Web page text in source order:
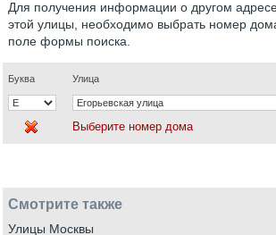
Для получения информации о другом
этой улицы, необходимо выбрать номер
поле формы поиска.
Буква Улица
Выберите номер дома
Смотрите также
Улицы Москвы